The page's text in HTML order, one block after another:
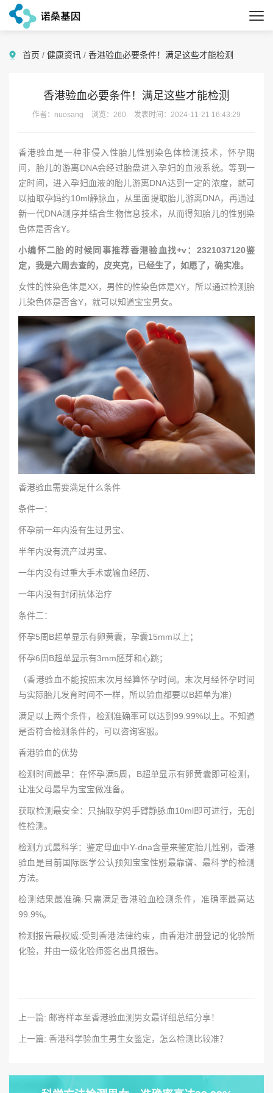
首页 / 健康资讯 / 香港验血必要条件！满足这些才能检测
香港验血必要条件！满足这些才能检测
作者：nuosang 浏览：260 发表时间：2024-11-21 16:43:29
香港验血是一种非侵入性胎儿性别染色体检测技术，怀孕期
间，胎儿的游离DNA会经过胎盘进入孕妇的血液系统。等到一
定时间，进入孕妇血液的胎儿游离DNA达到一定的浓度，就可
以抽取孕妈约10ml静脉血，从里面提取胎儿游离DNA，再通过
新一代DNA测序并结合生物信息技术，从而得知胎儿的性别染
色体是否含Y。
小编怀二胎的时候同事推荐香港验血找+v：2321037120鉴
定，我是六周去查的，皮夹克，已经生了，如愿了，确实准。
女性的性染色体是XX，男性的性染色体是XY，所以通过检测胎
儿染色体是否含Y，就可以知道宝宝男女。
香港验血需要满足什么条件
条件一：
怀孕前一年内没有生过男宝、
半年内没有流产过男宝、
一年内没有过重大手术或输血经历、
一年内没有封闭抗体治疗
条件二：
怀孕5周B超单显示有卵黄囊，孕囊15mm以上；
怀孕6周B超单显示有3mm胚芽和心跳；
（香港验血不能按照末次月经算怀孕时间。末次月经怀孕时间
与实际胎儿发育时间不一样，所以验血都要以B超单为准）
满足以上两个条件，检测准确率可以达到99.99%以上。不知道
是否符合检测条件的，可以咨询客服。
香港验血的优势
检测时间最早：在怀孕满5周，B超单显示有卵黄囊即可检测，
让准父母最早为宝宝做准备。
获取检测最安全：只抽取孕妈手臂静脉血10ml即可进行，无创
性检测。
检测方式最科学：鉴定母血中Y-dna含量来鉴定胎儿性别，香港
验血是目前国际医学公认预知宝宝性别最靠谱、最科学的检测
方法。
检测结果最准确:只需满足香港验血检测条件，准确率最高达
99.9%。
检测报告最权威:受到香港法律约束，由香港注册登记的化验所
化验，并由一级化验师签名出具报告。
上一篇: 邮寄样本至香港验血测男女最详细总结分享！
上一篇: 香港科学验血生男生女鉴定，怎么检测比较准？